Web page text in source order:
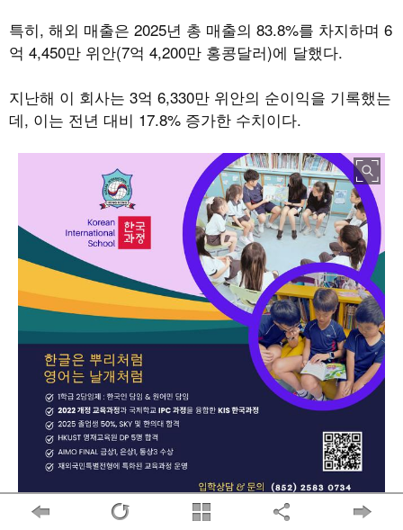
특히, 해외 매출은 2025년 총 매출의 83.8%를 차지하며 6
억 4,450만 위안(7억 4,200만 홍콩달러)에 달했다.
지난해 이 회사는 3억 6,330만 위안의 순이익을 기록했는
데, 이는 전년 대비 17.8% 증가한 수치이다.